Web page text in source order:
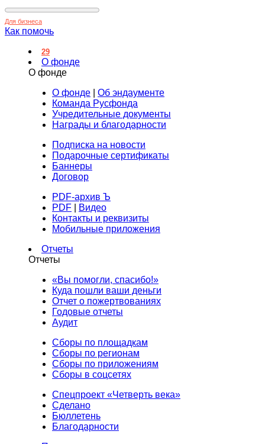
Для бизнеса
Как помочь
29
О фонде
О фонде
О фонде
Об эндаументе
Команда Русфонда
Учредительные документы
Награды и благодарности
Подписка на новости
Подарочные сертификаты
Баннеры
Договор
PDF-архив Ъ
PDF
Видео
Контакты и реквизиты
Мобильные приложения
Отчеты
Отчеты
«Вы помогли, спасибо!»
Куда пошли ваши деньги
Отчет о пожертвованиях
Годовые отчеты
Аудит
Сборы по площадкам
Сборы по регионам
Сборы по приложениям
Сборы в соцсетях
Спецпроект «Четверть века»
Сделано
Бюллетень
Благодарности